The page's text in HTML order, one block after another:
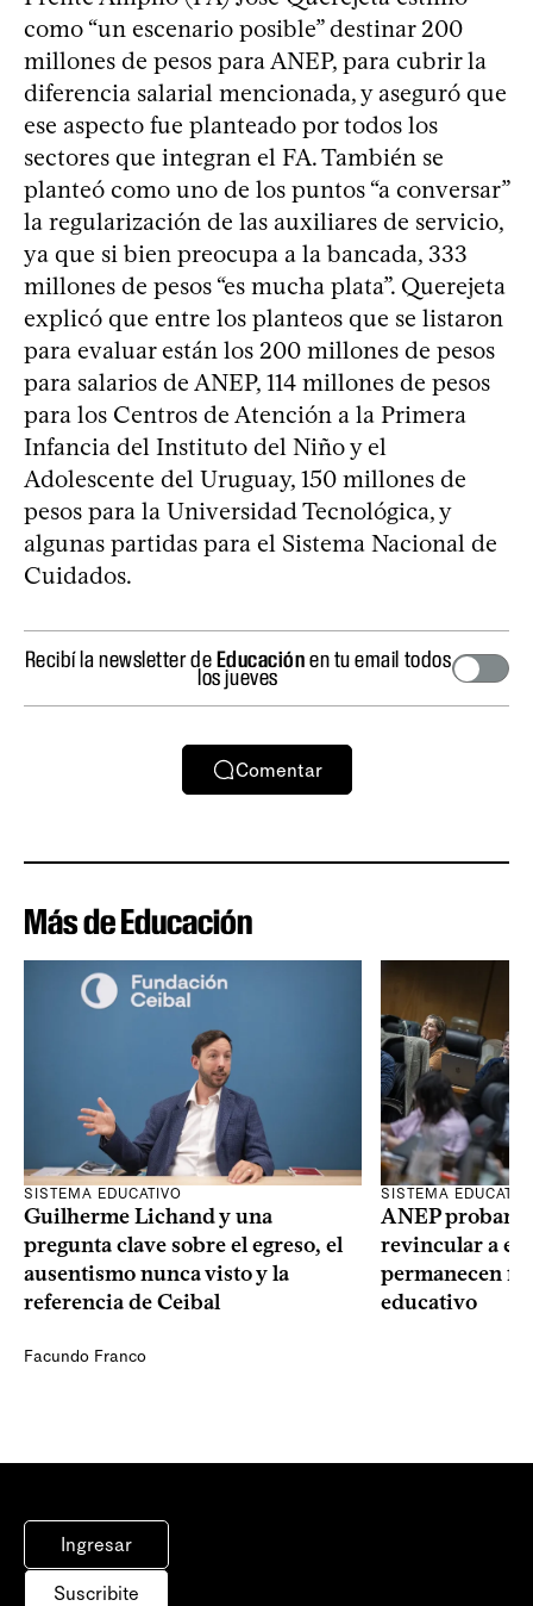
como “un escenario posible” destinar 200
millones de pesos para ANEP, para cubrir la
diferencia salarial mencionada, y aseguró que
ese aspecto fue planteado por todos los
sectores que integran el FA. También se
planteó como uno de los puntos “a conversar”
la regularización de las auxiliares de servicio,
ya que si bien preocupa a la bancada, 333
millones de pesos “es mucha plata”. Querejeta
explicó que entre los planteos que se listaron
para evaluar están los 200 millones de pesos
para salarios de ANEP, 114 millones de pesos
para los Centros de Atención a la Primera
Infancia del Instituto del Niño y el
Adolescente del Uruguay, 150 millones de
pesos para la Universidad Tecnológica, y
algunas partidas para el Sistema Nacional de
Cuidados.
Recibí la newsletter deEducaciónen tu email todos
los jueves
Comentar
Más de Educación
SISTEMA EDUCATIVO
Guilherme Lichand y una
pregunta clave sobre el egreso, el
ausentismo nunca visto y la
referencia de Ceibal
Facundo Franco
SISTEMA
ANEP probará
revincular a
permanecen
educativo
Ingresar
Suscribite